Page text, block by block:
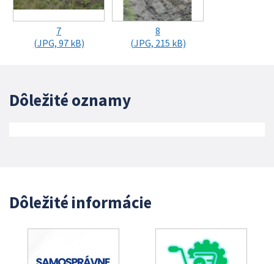
7
(JPG, 97 kB)
8
(JPG, 215 kB)
Dôležité oznamy
Dôležité informácie